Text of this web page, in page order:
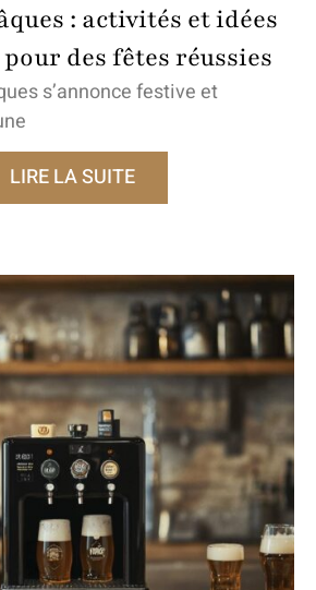
: activités et idées
des fêtes réussies
s’annonce festive et
LIRE LA SUITE